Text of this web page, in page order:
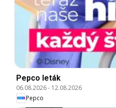
Pepco leták
06.08.2026- 12.08.2026
Pepco